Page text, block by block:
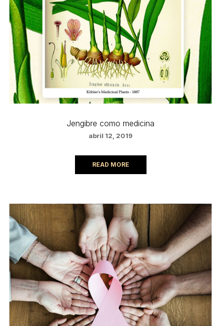
Jengibre como medicina
abril 12, 2019
READ MORE